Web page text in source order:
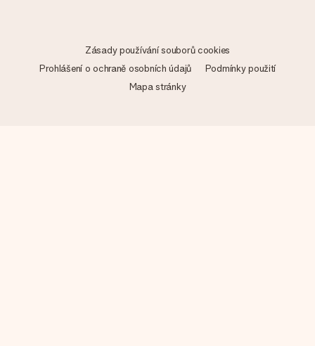
Zásady používání souborů cookies
Prohlášení o ochraně osobních údajů
Podmínky použití
Mapa stránky